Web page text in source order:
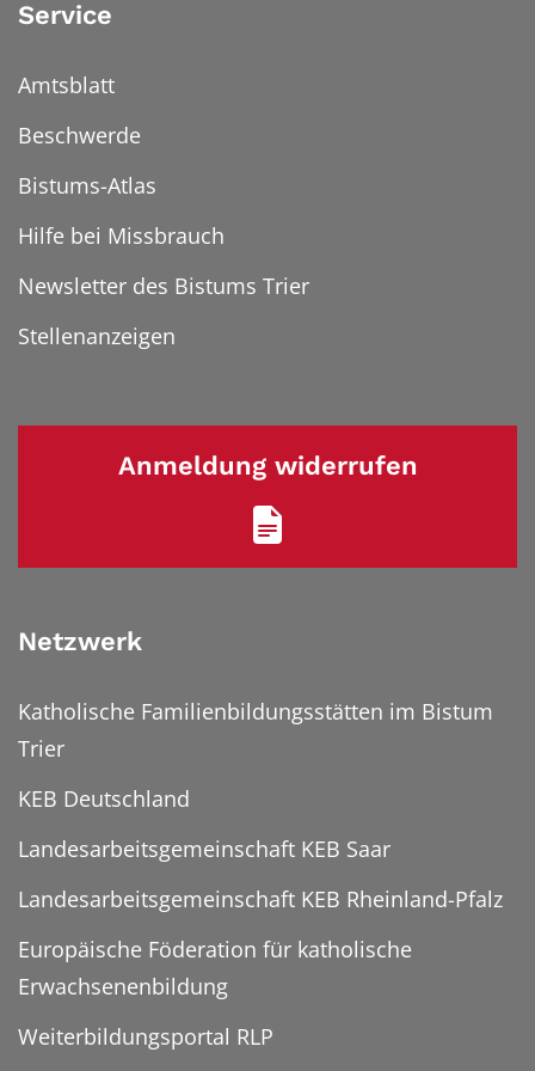
Service
Amtsblatt
Beschwerde
Bistums-Atlas
Hilfe bei Missbrauch
Newsletter des Bistums Trier
Stellenanzeigen
Anmeldung widerrufen
Netzwerk
Katholische Familienbildungsstätten im Bistum
Trier
KEB Deutschland
Landesarbeitsgemeinschaft KEB Saar
Landesarbeitsgemeinschaft KEB Rheinland-Pfalz
Europäische Föderation für katholische
Erwachsenenbildung
Weiterbildungsportal RLP